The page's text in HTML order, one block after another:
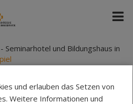
Seminarhotel und Bildungshaus in
und erlauben das Setzen von
Weitere Informationen und